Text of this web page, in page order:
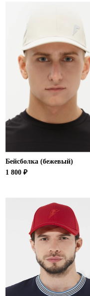
Бейсболка (бежевый)
1 800 ₽